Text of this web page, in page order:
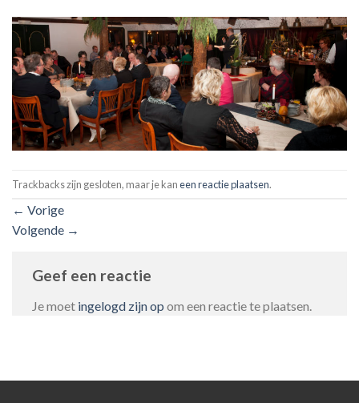
Trackbacks zijn gesloten, maar je kaneen reactie plaatsen.
← Vorige
Volgende →
Geef een reactie
Je moet ingelogd zijn op om een reactie te plaatsen.